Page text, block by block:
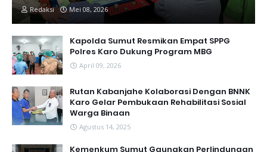
Redaksi Mei 08, 2026
Kapolda Sumut Resmikan Empat SPPG
Polres Karo Dukung Program MBG
April 09, 2026
Rutan Kabanjahe Kolaborasi Dengan BNNK
Karo Gelar Pembukaan Rehabilitasi Sosial
Warga Binaan
Agustus 14, 2025
Kemenkum Sumut Gaungkan Perlindungan